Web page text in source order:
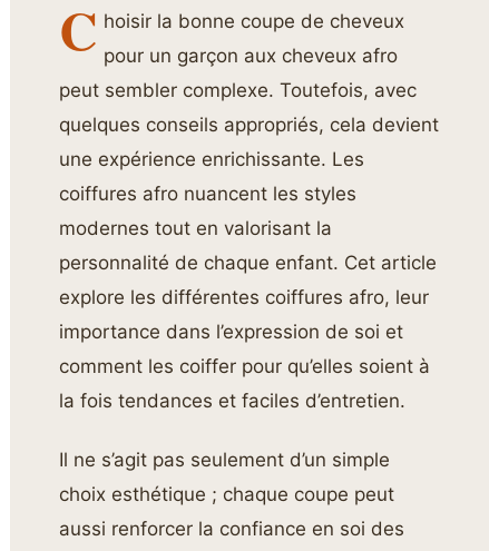
C hoisir la bonne coupe de cheveux
pour un garçon aux cheveux afro
peut sembler complexe. Toutefois, avec
quelques conseils appropriés, cela devient
une expérience enrichissante. Les
coiffures afro nuancent les styles
modernes tout en valorisant la
personnalité de chaque enfant. Cet article
explore les différentes coiffures afro, leur
importance dans l’expression de soi et
comment les coiffer pour qu’elles soient à
la fois tendances et faciles d’entretien.
Il ne s’agit pas seulement d’un simple
choix esthétique ; chaque coupe peut
aussi renforcer la confiance en soi des